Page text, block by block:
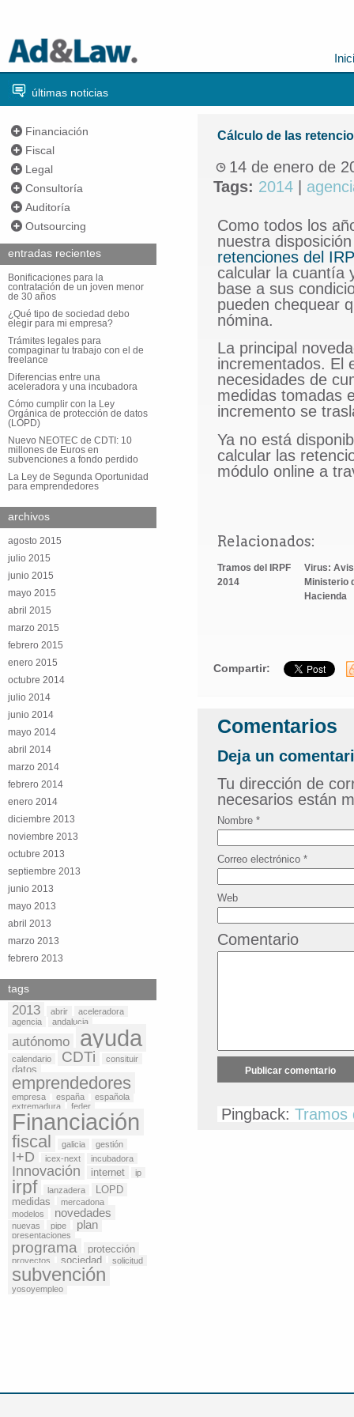
últimas noticias
Financiación
Fiscal
Legal
Consultoría
Auditoría
Outsourcing
entradas recientes
Bonificaciones para la
contratación de un joven menor
de 30 años
¿Qué tipo de sociedad debo
elegir para mi empresa?
Trámites legales para
compaginar tu trabajo con el de
freelance
Diferencias entre una
aceleradora y una incubadora
Cómo cumplir con la Ley
Orgánica de protección de datos
(LOPD)
Nuevo NEOTEC de CDTI: 10
millones de Euros en
subvenciones a fondo perdido
La Ley de Segunda Oportunidad
para emprendedores
archivos
agosto 2015
julio 2015
junio 2015
mayo 2015
abril 2015
marzo 2015
febrero 2015
enero 2015
octubre 2014
julio 2014
junio 2014
mayo 2014
abril 2014
marzo 2014
febrero 2014
enero 2014
diciembre 2013
noviembre 2013
octubre 2013
septiembre 2013
junio 2013
mayo 2013
abril 2013
marzo 2013
febrero 2013
tags
2013 abrir
aceleradora
agencia
andalucia
autónomo ayuda
calendario CDTi consituir
datos
emprendedores
empresa españa
española
extremadura
feder
Financiación
fiscal galicia gestión
I+D icex-next incubadora
Innovación internet ip
irpf lanzadera
LOPD
medidas
mercadona
modelos
novedades
nuevas pipe plan
presentaciones
programa protección
proyectos sociedad solicitud
subvención
yosoyempleo
Cálculo de las
14 de enero de
Tags: 2014
Como todos los
nuestra
retenciones del
calcular la cuantía
base a sus
pueden chequear
nómina.
La principal
incrementados. El
necesidades de
medidas tomadas
incremento se
Ya no está
calcular las
módulo online a
Relacionados:
Tramos del IRPF
2014
Virus:
Ministerio
Hacienda
Compartir:
Comentarios
Deja un
Tu dirección de
necesarios están
Nombre *
Correo electrónico *
Web
Comentario
Pingback: Tramos